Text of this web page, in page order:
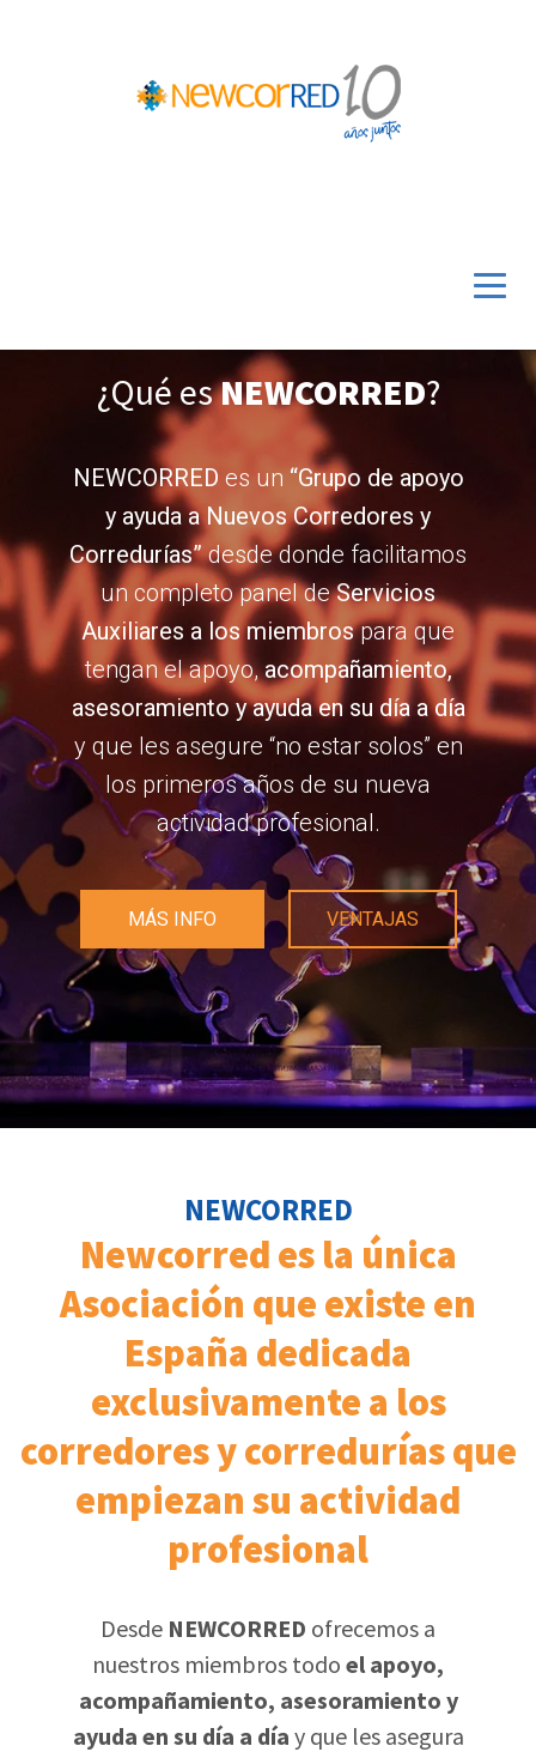
¿Qué esNEWCORRED?
NEWCORRED es un “Grupo de apoyo
y ayuda a Nuevos Corredores y
Corredurías”desde donde facilitamos
un completo panel deServicios
Auxiliares a los miembrospara que
tengan el apoyo,acompañamiento,
asesoramiento y ayuda en su día a día
y que les asegure “no estar solos” en
los primeros años de su nueva
actividad profesional.
MÁS INFO VENTAJAS
NEWCORRED
Newcorred es la única
Asociación que existe en
España dedicada
exclusivamente a los
corredores y corredurías que
empiezan su actividad
profesional
Desde NEWCORRED ofrecemos a
nuestros miembros todo el apoyo,
acompañamiento, asesoramiento y
ayuda en su día a día y que les asegura